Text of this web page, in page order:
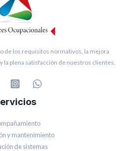
de los requisitos normativos, la mejora
la plena satisfacción de nuestros clientes.
y mantenimiento
de sistemas